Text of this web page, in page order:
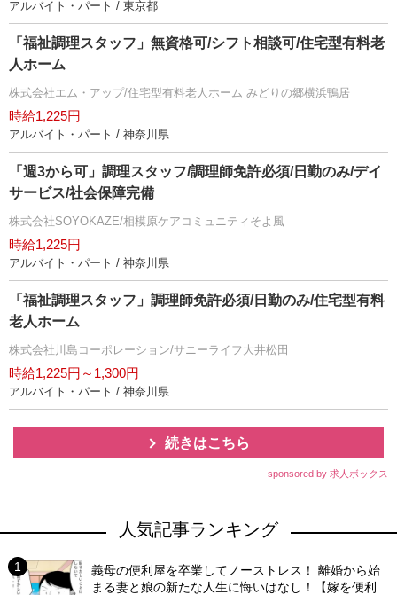
アルバイト・パート / 東京都
「福祉調理スタッフ」無資格可/シフト相談可/住宅型有料老
人ホーム
株式会社エム・アップ/住宅型有料老人ホーム みどりの郷横浜鴨居
時給1,225円
アルバイト・パート / 神奈川県
「週3から可」調理スタッフ/調理師免許必須/日勤のみ/デイ
サービス/社会保障完備
株式会社SOYOKAZE/相模原ケアコミュニティそよ風
時給1,225円
アルバイト・パート / 神奈川県
「福祉調理スタッフ」調理師免許必須/日勤のみ/住宅型有料
老人ホーム
株式会社川島コーポレーション/サニーライフ大井松田
時給1,225円～1,300円
アルバイト・パート / 神奈川県
続きはこちら
sponsored by 求人ボックス
人気記事ランキング
義母の便利屋を卒業してノーストレス！ 離婚から始
まる妻と娘の新たな人生に悔いはなし！【嫁を便利